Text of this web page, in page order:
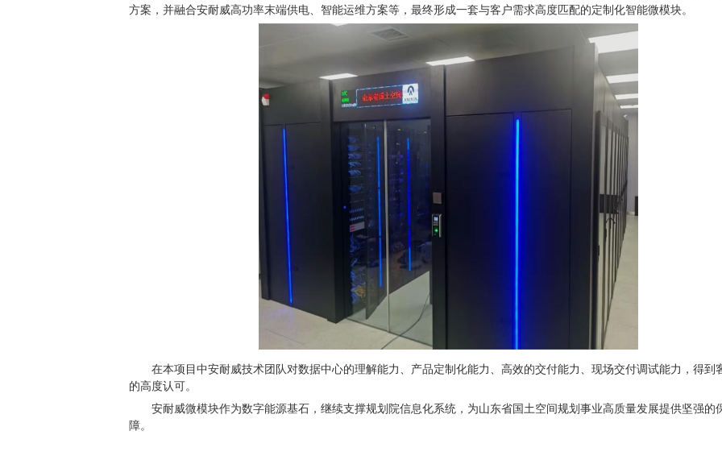
方案，并融合安耐威高功率末端供电、智能运维方案等，最终形成一套与客户需求高度匹配的定制化智能微模块。
在本项目中安耐威技术团队对数据中心的理解能力、产品定制化能力、高效的交付能力、现场交付调试能力，得到
的高度认可。
安耐威微模块作为数字能源基石，继续支撑规划院信息化系统，为山东省国土空间规划事业高质量发展提供坚强的
障。